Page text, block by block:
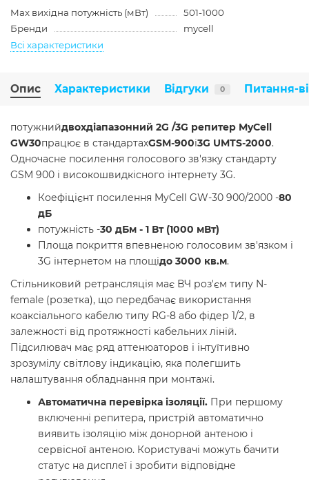
Max вихідна потужність (мВт)
501-1000
Бренди
mycell
Всі характеристики
Опис Характеристики Відгуки 0 Питання-
потужнийдвохдіапазонний 2G /3G репитер MyCell
GW30працює в стандартахGSM-900і3G UMTS-2000.
Одночасне посилення голосового зв'язку стандарту
GSM 900 і високошвидкісного інтернету 3G.
Коефіцієнт посилення MyCell GW-30 900/2000 -80
дБ
потужність -30 дБм - 1 Вт (1000 мВт)
Площа покриття впевненою голосовим зв'язком і
3G інтернетом на площідо 3000 кв.м.
Стільниковий ретрансляція має ВЧ роз'єм типу N-
female (розетка), що передбачає використання
коаксіального кабелю типу RG-8 або фідер 1/2, в
залежності від протяжності кабельних ліній.
Підсилювач має ряд аттенюаторов і інтуїтивно
зрозумілу світлову індикацію, яка полегшить
налаштування обладнання при монтажі.
Автоматична перевірка ізоляції. При першому
включенні репитера, пристрій автоматично
виявить ізоляцію між донорной антеною і
сервісної антеною. Користувачі можуть бачити
статус на дисплеї і зробити відповідне